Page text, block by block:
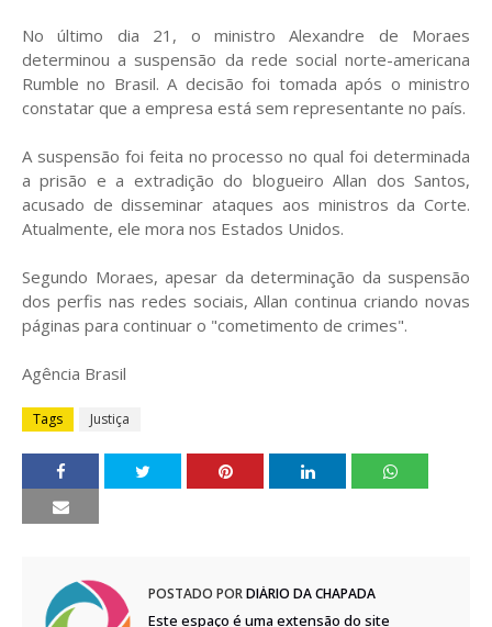
No último dia 21, o ministro Alexandre de Moraes
determinou a suspensão da rede social norte-americana
Rumble no Brasil. A decisão foi tomada após o ministro
constatar que a empresa está sem representante no país.
A suspensão foi feita no processo no qual foi determinada
a prisão e a extradição do blogueiro Allan dos Santos,
acusado de disseminar ataques aos ministros da Corte.
Atualmente, ele mora nos Estados Unidos.
Segundo Moraes, apesar da determinação da suspensão
dos perfis nas redes sociais, Allan continua criando novas
páginas para continuar o "cometimento de crimes".
Agência Brasil
Tags Justiça
POSTADO PORDIÁRIO DA CHAPADA
Este espaço é uma extensão do site